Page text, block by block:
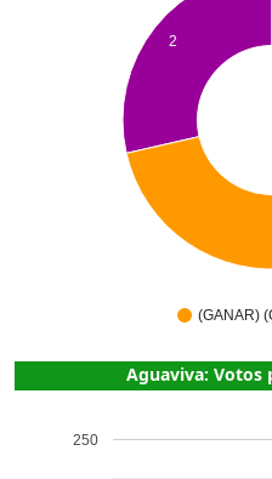
(GANAR)
2
Aguaviva: Votos
250